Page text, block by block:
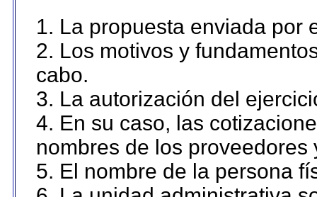
1. La propuesta enviada por
2. Los motivos y
cabo.
3. La autorización del
4. En su caso, las
nombres de los proveedores
5. El nombre de la persona